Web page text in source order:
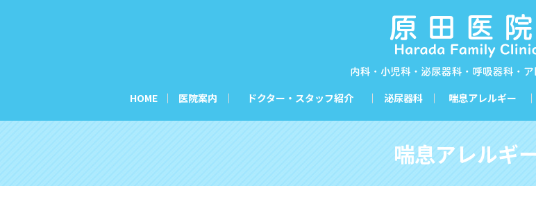
HOME 医院案内 ドクター・スタッフ紹介 泌尿器科 喘息アレルギー
喘息アレルギ